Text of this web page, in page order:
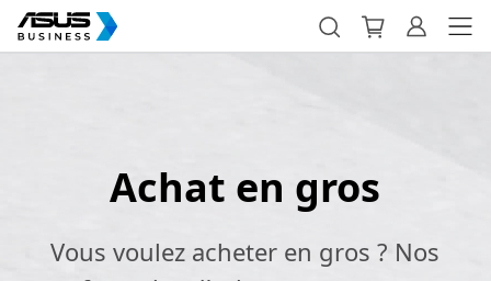
Achat en gros
Vous voulez acheter en gros ? Nos